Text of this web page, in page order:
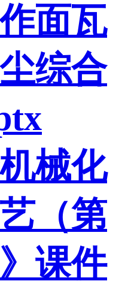
面瓦
综合
械化
（第
课件